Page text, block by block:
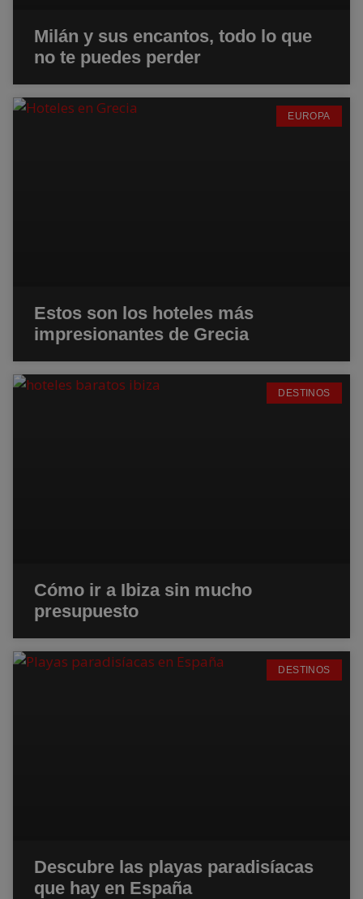
Milán y sus encantos, todo lo que
no te puedes perder
EUROPA
Estos son los hoteles más
impresionantes de Grecia
DESTINOS
Cómo ir a Ibiza sin mucho
presupuesto
DESTINOS
Descubre las playas paradisíacas
que hay en España